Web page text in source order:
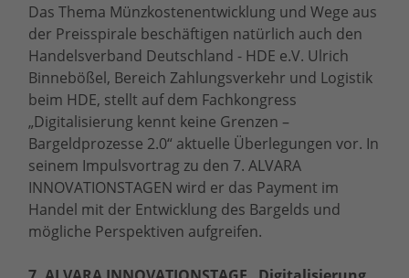
Das Thema Münzkostenentwicklung und Wege aus
der Preisspirale beschäftigen natürlich auch den
Handelsverband Deutschland - HDE e.V. Ulrich
Binnebößel, Bereich Zahlungsverkehr und Logistik
beim HDE, stellt auf dem Fachkongress
„Digitalisierung kennt keine Grenzen –
Bargeldprozesse 2.0“ aktuelle Überlegungen vor. In
seinem Impulsvortrag zu den 7. ALVARA
INNOVATIONSTAGEN wird er das Payment im
Handel mit der Entwicklung des Bargelds und
mögliche Perspektiven aufgreifen.